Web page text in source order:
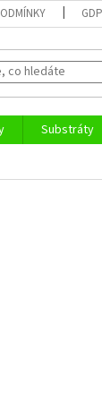
Substráty